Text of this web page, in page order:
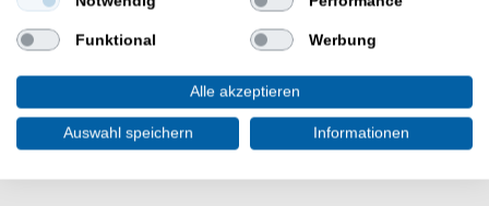
RYOBI Caspro 2000 SP - Spinnrolle
64,97 € *
In den Warenkorb
Funktional Werbung
Alle akzeptieren
Auswahl speichern Informationen